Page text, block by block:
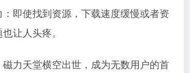
即使找到资源，下载速度缓慢或者资
让人头疼。
力天堂横空出世，成为无数用户的首